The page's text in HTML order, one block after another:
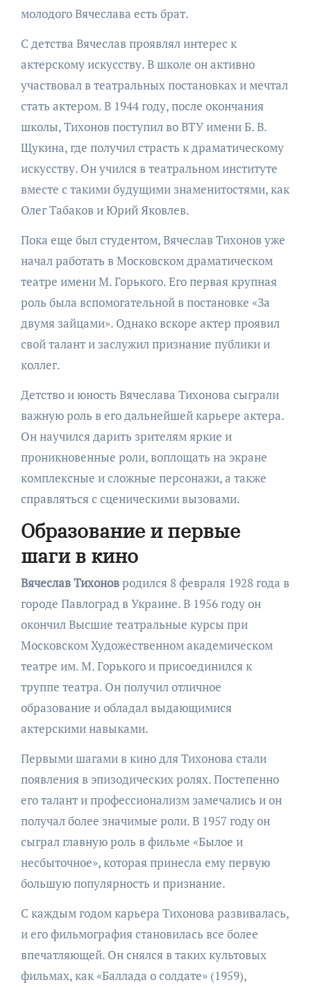
молодого Вячеслава есть брат.
С детства Вячеслав проявлял интерес к
актерскому искусству. В школе он активно
участвовал в театральных постановках и мечтал
стать актером. В 1944 году, после окончания
школы, Тихонов поступил во ВТУ имени Б. В.
Щукина, где получил страсть к драматическому
искусству. Он учился в театральном институте
вместе с такими будущими знаменитостями, как
Олег Табаков и Юрий Яковлев.
Пока еще был студентом, Вячеслав Тихонов уже
начал работать в Московском драматическом
театре имени М. Горького. Его первая крупная
роль была вспомогательной в постановке «За
двумя зайцами». Однако вскоре актер проявил
свой талант и заслужил признание публики и
коллег.
Детство и юность Вячеслава Тихонова сыграли
важную роль в его дальнейшей карьере актера.
Он научился дарить зрителям яркие и
проникновенные роли, воплощать на экране
комплексные и сложные персонажи, а также
справляться с сценическими вызовами.
Образование и первые
шаги в кино
Вячеслав Тихоновродился 8 февраля 1928 года в
городе Павлоград в Украине. В 1956 году он
окончил Высшие театральные курсы при
Московском Художественном академическом
театре им. М. Горького и присоединился к
труппе театра. Он получил отличное
образование и обладал выдающимися
актерскими навыками.
Первыми шагами в кино для Тихонова стали
появления в эпизодических ролях. Постепенно
его талант и профессионализм замечались и он
получал более значимые роли. В 1957 году он
сыграл главную роль в фильме «Былое и
несбыточное», которая принесла ему первую
большую популярность и признание.
С каждым годом карьера Тихонова развивалась,
и его фильмография становилась все более
впечатляющей. Он снялся в таких культовых
фильмах, как «Баллада о солдате» (1959),